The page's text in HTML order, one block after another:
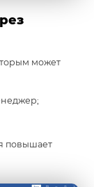
может
повышает